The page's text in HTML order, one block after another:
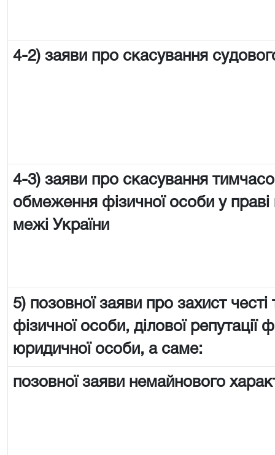
4-2) заяви про скасування
4-3) заяви про скасування
обмеження фізичної особи у праві
межі України
5) позовної заяви про захист честі
фізичної особи, ділової репутації
юридичної особи, а саме:
позовної заяви немайнового